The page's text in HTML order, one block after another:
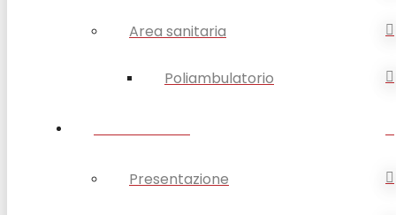
Area sanitaria
Poliambulatorio
Presentazione